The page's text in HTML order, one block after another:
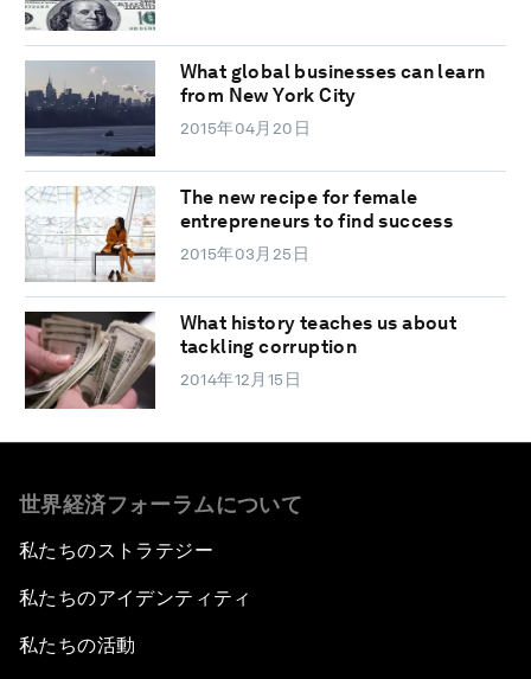
What global businesses can learn
from New York City
2015年04月20日
The new recipe for female
entrepreneurs to find success
2015年03月25日
What history teaches us about
tackling corruption
2014年12月15日
世界経済フォーラムについて
私たちのストラテジー
私たちのアイデンティティ
私たちの活動